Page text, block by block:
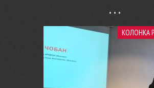
КОЛОНКА